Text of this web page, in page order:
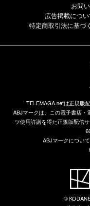
お問
広告掲載につ
特定商取引法に基づ
TELEMAGA.netは正規版
ABJマークは、この電子書店・
ツ使用許諾を得た正規版配信
ABJマークについ
©